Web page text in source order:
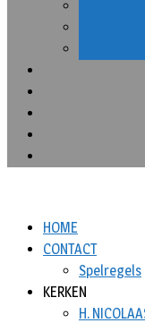
HOME
CONTACT
Spelregels
KERKEN
H.